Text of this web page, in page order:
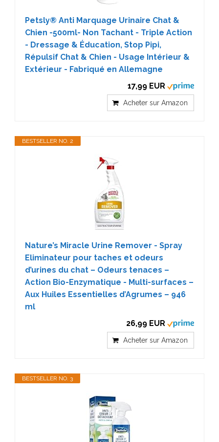
Petsly® Anti Marquage Urinaire Chat &
Chien -500ml- Non Tachant - Triple Action
- Dressage & Éducation, Stop Pipi,
Répulsif Chat & Chien - Usage Intérieur &
Extérieur - Fabriqué en Allemagne
17,99 EUR
Acheter sur Amazon
BESTSELLER NO. 2
Nature’s Miracle Urine Remover - Spray
Eliminateur pour taches et odeurs
d’urines du chat – Odeurs tenaces –
Action Bio-Enzymatique - Multi-surfaces –
Aux Huiles Essentielles d’Agrumes – 946
ml
26,99 EUR
Acheter sur Amazon
BESTSELLER NO. 3